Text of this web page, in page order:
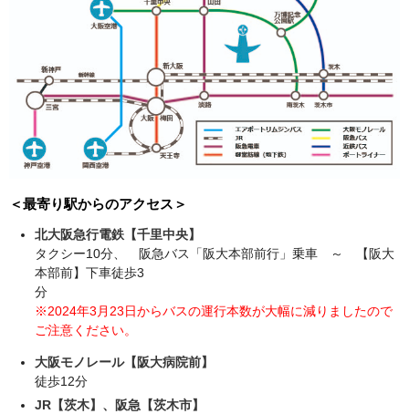
＜最寄り駅からのアクセス＞
北大阪急行電鉄【千里中央】
タクシー10分、 阪急バス「阪大本部前行」乗車 ～ 【阪大
本部前】下車徒歩3
分
※2024年3月23日からバスの運行本数が大幅に減りましたので
ご注意ください。
大阪モノレール【阪大病院前】
徒歩12分
JR【茨木】、阪急【茨木市】